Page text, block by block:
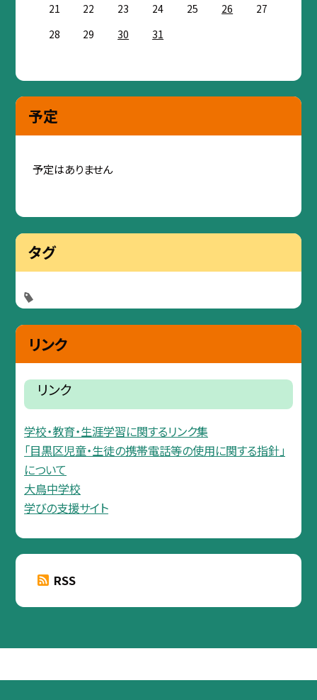
21
22 23 24 25 26
27
28
29 30 31
予定
予定はありません
タグ
リンク
リンク
学校・教育・生涯学習に関するリンク集
「目黒区児童・生徒の携帯電話等の使用に関する指針」
について
大鳥中学校
学びの支援サイト
RSS